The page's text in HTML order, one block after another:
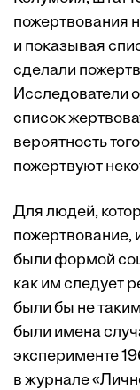
пожертвования
и показывая
сделали
Исследователи
список
вероятность
пожертвуют
Для людей,
пожертвование,
были формой
как им следует
были бы не
были имена
эксперименте
в журнале